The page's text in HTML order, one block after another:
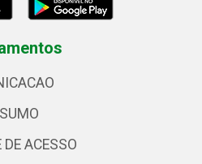
DE ACESSO